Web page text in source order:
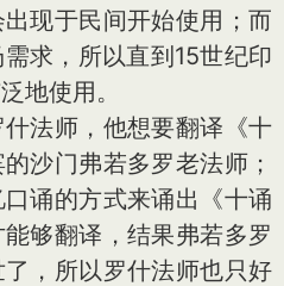
现于民间开始使用；而
求，所以直到15世纪印
地使用。
法师，他想要翻译《十
沙门弗若多罗老法师；
诵的方式来诵出《十诵
够翻译，结果弗若多罗
，所以罗什法师也只好